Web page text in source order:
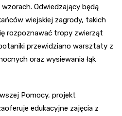
Odwiedzający będą
wiejskiej zagrody, takich
rozpoznawać tropy zwierząt
przewidziano warsztaty z
oraz wysiewania łąk
Pomocy, projekt
edukacyjne zajęcia z